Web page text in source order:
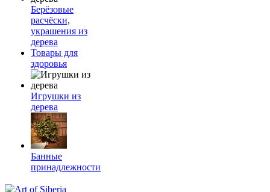
Берёзовые
расчёски,
украшения из
дерева
Товары для
здоровья
Игрушки из
дерева
Банные
принадлежности